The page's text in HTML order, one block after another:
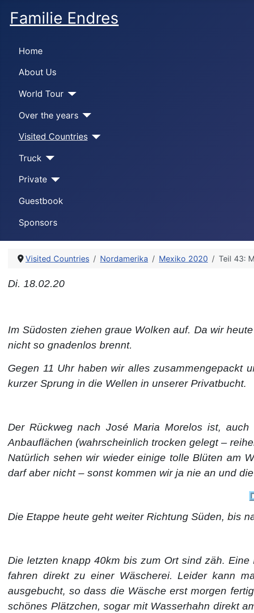
Familie Endres
Home
About Us
World Tour
Over the years
Visited Countries
Truck
Private
Guestbook
Sponsors
Visited Countries Nordamerika Mexiko 2020 Teil 43:
Di. 18.02.20
Im Südosten ziehen graue Wolken auf. Da wir
nicht so gnadenlos brennt.
Gegen 11 Uhr haben wir alles zusammengepackt
kurzer Sprung in die Wellen in unserer Privatbucht.
Der Rückweg nach José Maria Morelos ist,
Anbauflächen (wahrscheinlich trocken gelegt –
Natürlich sehen wir wieder einige tolle Blüten am
darf aber nicht – sonst kommen wir ja nie an und
Die Etappe heute geht weiter Richtung Süden, bis
Die letzten knapp 40km bis zum Ort sind zäh.
fahren direkt zu einer Wäscherei. Leider kann
ausgebucht, so dass die Wäsche erst morgen
schönes Plätzchen, sogar mit Wasserhahn direkt